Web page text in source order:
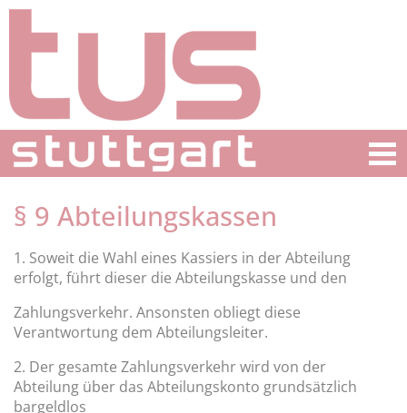
§ 9 Abteilungskassen
1. Soweit die Wahl eines Kassiers in der Abteilung
erfolgt, führt dieser die Abteilungskasse und den
Zahlungsverkehr. Ansonsten obliegt diese
Verantwortung dem Abteilungsleiter.
2. Der gesamte Zahlungsverkehr wird von der
Abteilung über das Abteilungskonto grundsätzlich
bargeldlos